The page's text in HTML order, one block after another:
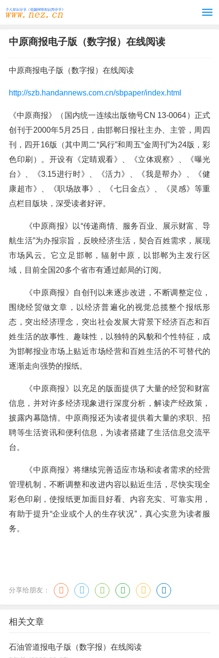
中原商报电子版（数字报）在线阅读
中原商报电子版（数字报）在线阅读
http://szb.handannews.com.cn/sbpaper/index.html
《中原商报》（国内统一连续出版物号CN 13-0064）正式
创刊于2000年5月25日，由邯郸日报社主办、主管，周四
刊，四开16版（其中周二“风行”和周五“金周刊”为24版，彩
色印刷）。开设有《定睛观看》、《立体观察》、《曝光
台》、《3.15进行时》、《活力》、《我是帮办》、《健
康超市》、《职场故事》、《七日金点》、《灵感》等重
点栏目版块，深受读者好评。
《中原商报》以“传递商情、服务百业、展示财富、导
航生活”为办报宗旨，反映经济生活，契合百姓需求，展现
市场风云。它立足邯郸，辐射中原，以邯郸为主发行区
域，目前全国20多个省市有通过邮局的订阅。
《中原商报》自创刊以来逐步改进，不断调整定位，
围绕经贸做文章，以经济普遍化的视觉总揽整个报纸形
态，突出经济理念，突出社会发展大背景下经济百态和百
姓生活的故事性、趣味性，以独特的风貌和个性特征，成
为邯郸报业市场上贴近市场经营和百姓生活的不可替代的
逐渐走向强势的报纸。
《中原商报》以充足的版面提供了大量的经贸和财富
信息，并对许多经济现象进行深度分析，解读产经政策，
披露内幕隐情。中原商报还为读者提供着大量的求职、招
聘等生活资讯和便利信息，为读者搭建了生活信息交流平
台。
《中原商报》将继续完善适应市场和读者需求的经营
管理机制，不断调整和改进内容以贴近生活，尽快实现全
彩色印刷，使报纸更加面目好看、内容充实、可靠实用，
有助于提升“企业或个人的生存状况”，真心实意为读者服
务。
分享给朋友：
相关文章
石油管道报电子版（数字报）在线阅读